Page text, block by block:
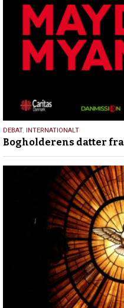
20.
maj
2024
DEBAT, INTERNATIONALT
Bogholderens datter